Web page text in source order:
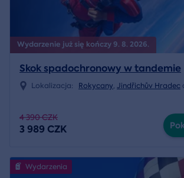
Wydarzenie już się kończy 9. 8. 2026.
Skok spadochronowy w tandemie
Lokalizacja: Rokycany, Jindřichův Hradec
4 390 CZK
3 989 CZK
Wydarzenia